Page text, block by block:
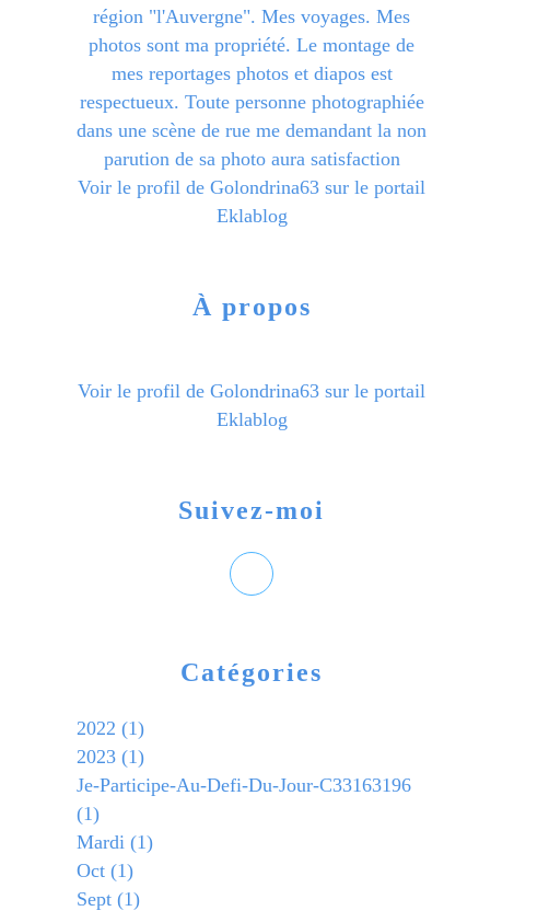
Catégories
2022 (1)
2023 (1)
Je-Participe-Au-Defi-Du-Jour-C33163196
(1)
Mardi (1)
Oct (1)
Sept (1)
région "l'Auvergne". Mes voyages. Mes
photos sont ma propriété. Le montage de
mes reportages photos et diapos est
respectueux. Toute personne photographiée
dans une scène de rue me demandant la non
parution de sa photo aura satisfaction
Voir le profil de Golondrina63 sur le portail
Eklablog
Suivez-moi
À propos
Voir le profil de Golondrina63 sur le portail
Eklablog